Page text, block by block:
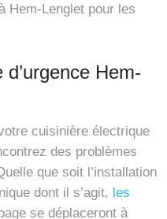
Hem-Lenglet pour les
Hem-
cuisinière électrique
des problèmes
que soit l’installation
dont il s’agit, les
se déplaceront à